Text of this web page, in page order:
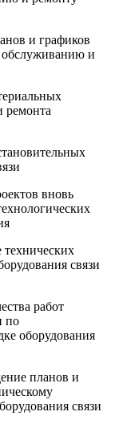
и графиков
обслуживанию и
ремонта
вновь
технических
связи
работ
по
оборудования
планов и
связи